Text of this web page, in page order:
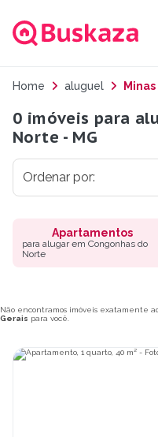
Home aluguel
0 imóveis para
Norte - MG
Apartamentos
para alugar em Congonhas do
Norte
Não encontramos imóveis exatamente
Gerais para você.